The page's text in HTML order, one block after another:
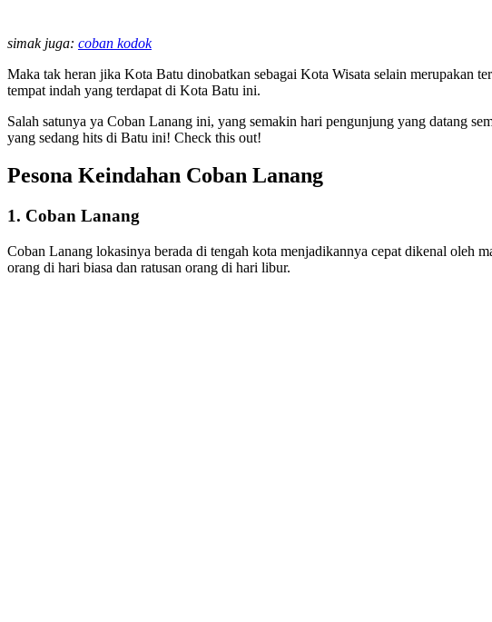
simak juga: coban kodok
Maka tak heran jika Kota Batu dinobatkan sebagai Kota Wisata selain merupakan
tempat indah yang terdapat di Kota Batu ini.
Salah satunya ya Coban Lanang ini, yang semakin hari pengunjung yang datang
yang sedang hits di Batu ini! Check this out!
Pesona Keindahan Coban Lanang
1. Coban Lanang
Coban Lanang lokasinya berada di tengah kota menjadikannya cepat dikenal oleh
orang di hari biasa dan ratusan orang di hari libur.